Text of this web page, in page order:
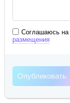
Соглашаюсь на
размещения